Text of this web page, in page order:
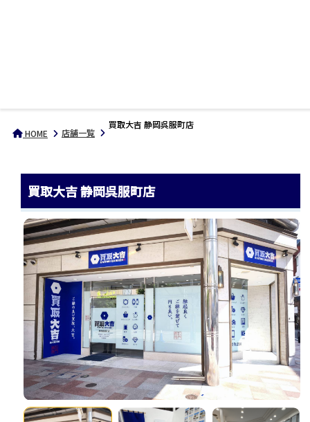
HOME 店舗一覧
買取大吉 静岡呉服町店
買取大吉 静岡呉服町店